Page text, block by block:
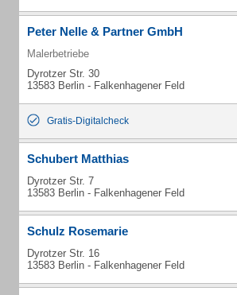
Peter Nelle & Partner GmbH
Malerbetriebe
Dyrotzer Str. 30
13583 Berlin - Falkenhagener Feld
Gratis-Digitalcheck
Schubert Matthias
Dyrotzer Str. 7
13583 Berlin - Falkenhagener Feld
Schulz Rosemarie
Dyrotzer Str. 16
13583 Berlin - Falkenhagener Feld